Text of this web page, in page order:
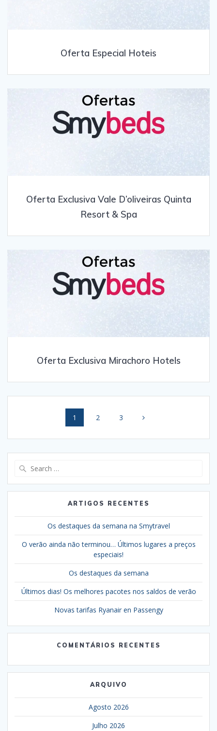
Oferta Especial Hoteis
Oferta Exclusiva Vale D’oliveiras Quinta
Resort & Spa
Oferta Exclusiva Mirachoro Hotels
navigationPage
1 Page
2 Page
3
ARTIGOS RECENTES
Os destaques da semana na Smytravel
O verão ainda não terminou… Últimos lugares a preços
especiais!
Os destaques da semana
Últimos dias! Os melhores pacotes nos saldos de verão
Novas tarifas Ryanair en Passengy
COMENTÁRIOS RECENTES
ARQUIVO
Agosto 2026
Julho 2026